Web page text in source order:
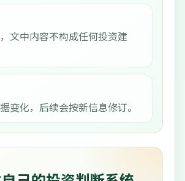
文中内容不构成任何投资建
变化，后续会按新信息修订。